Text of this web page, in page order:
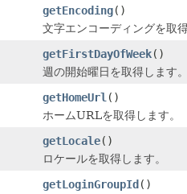
getEncoding()
文字エンコーディングを取
getFirstDayOfWeek()
週の開始曜日を取得します
getHomeUrl ()
ホームURLを取得します。
getLocale()
ロケールを取得します。
getLoginGroupId()